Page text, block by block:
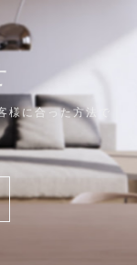
様に合った方法で